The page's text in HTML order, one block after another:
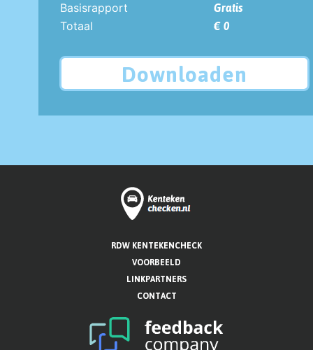
Basisrapport
Gratis
Totaal
€ 0
Downloaden
RDW KENTEKENCHECK
VOORBEELD
LINKPARTNERS
CONTACT